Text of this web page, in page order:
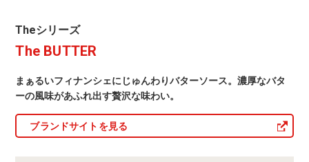
The
リ
商
品
覧
Theシリーズ
The BUTTER
まぁるいフィナンシェにじゅんわりバターソース。濃厚なバタ
ーの風味があふれ出す贅沢な味わい。
ブランドサイトを見る